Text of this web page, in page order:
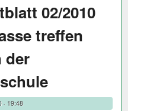
02/2010
treffen
der
- 19:48